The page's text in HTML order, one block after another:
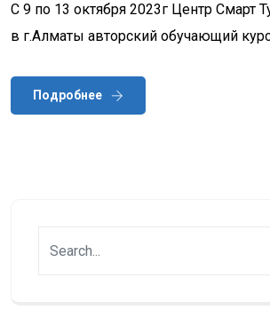
С 9 по 13 октября 2023г Центр Смарт
в г.Алматы авторский обучающий
Подробнее